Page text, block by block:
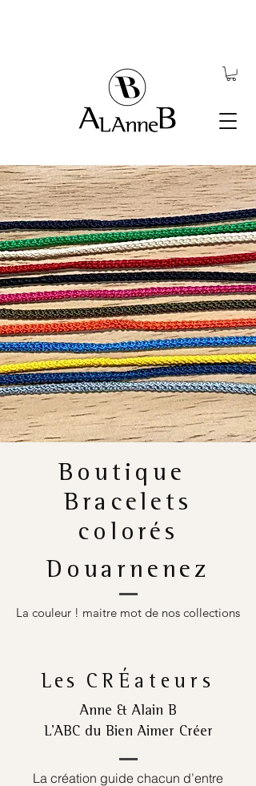
Boutique
Bracelets
colorés
Douarnenez
La couleur ! maitre mot de nos collections
Les CRÉateurs
Anne & Alain B
L’ABC du Bien Aimer Créer
La création guide chacun d’entre